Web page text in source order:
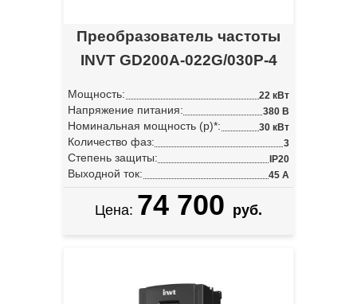
Преобразователь частоты
INVT GD200A-022G/030P-4
Мощность: 22 кВт
Напряжение питания: 380 В
Номинальная мощность (p)*: 30 кВт
Количество фаз: 3
Степень защиты: IP20
Выходной ток: 45 А
Цена: 74 700 руб.